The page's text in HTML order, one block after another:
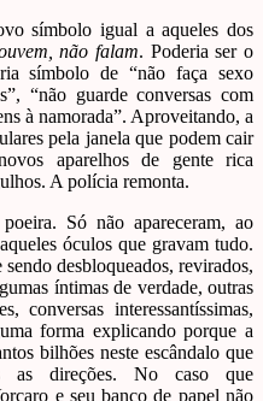
símbolo igual a aqueles dos
não falam. Poderia ser o
símbolo de “não faça sexo
“não guarde conversas com
à namorada”. Aproveitando, a
pela janela que podem cair
aparelhos de gente rica
A polícia remonta.
Só não apareceram, ao
óculos que gravam tudo.
desbloqueados, revirados,
íntimas de verdade, outras
conversas interessantíssimas,
forma explicando porque a
bilhões neste escândalo que
direções. No caso que
e seu banco de papel não